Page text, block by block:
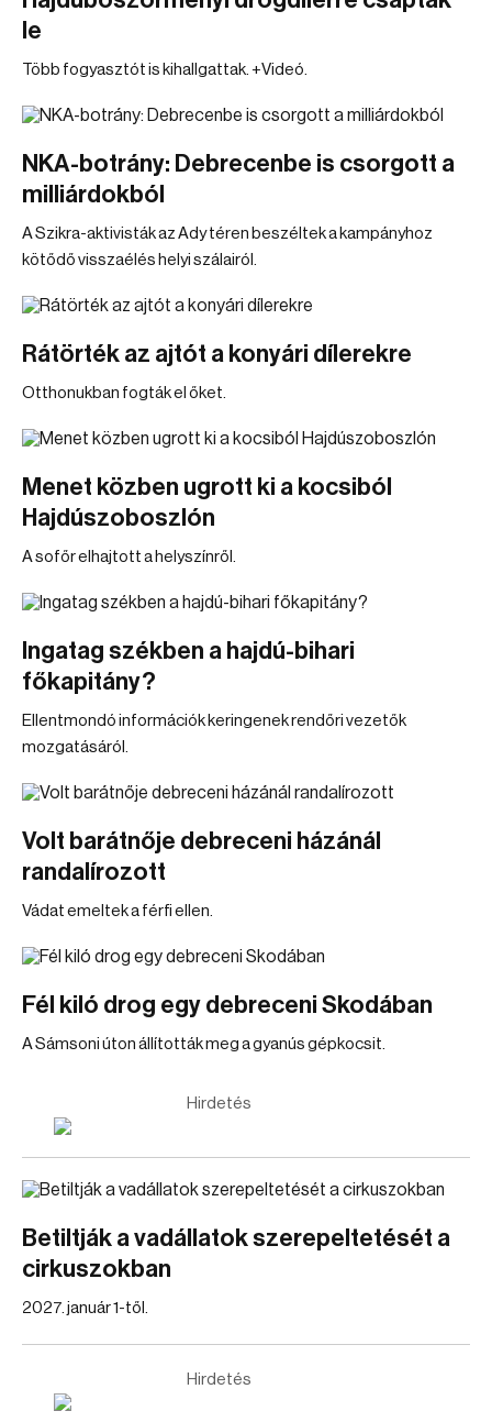
le
Több fogyasztót is kihallgattak. +Videó.
NKA-botrány: Debrecenbe is csorgott a
milliárdokból
A Szikra-aktivisták az Ady téren beszéltek a kampányhoz
kötődő visszaélés helyi szálairól.
Rátörték az ajtót a konyári dílerekre
Otthonukban fogták el őket.
Menet közben ugrott ki a kocsiból
Hajdúszoboszlón
A sofőr elhajtott a helyszínről.
Ingatag székben a hajdú-bihari
főkapitány?
Ellentmondó információk keringenek rendőri vezetők
mozgatásáról.
Volt barátnője debreceni házánál
randalírozott
Vádat emeltek a férfi ellen.
Fél kiló drog egy debreceni Skodában
A Sámsoni úton állították meg a gyanús gépkocsit.
Hirdetés
Betiltják a vadállatok szerepeltetését a
cirkuszokban
2027. január 1-től.
Hirdetés